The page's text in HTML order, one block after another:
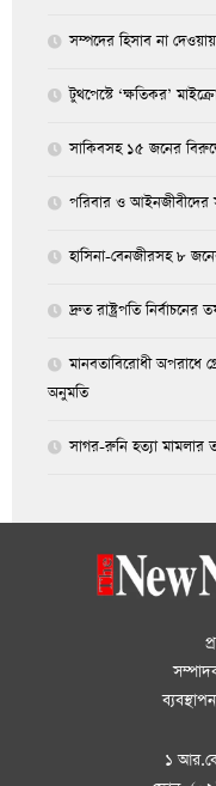
সম্পদের হিসাব না
টুথপেস্টে ‘ক্ষতিকর’
সাকিবসহ ১৫ জনের
পরিবার ও আইনজীবীদের
হাসিনা-বেনজীরসহ ৮
দ্রুত রাষ্ট্রপতি
মানবতাবিরোধী অপরাধে
অনুমতি
সাগর-রুনি হত্যা মামলার
১